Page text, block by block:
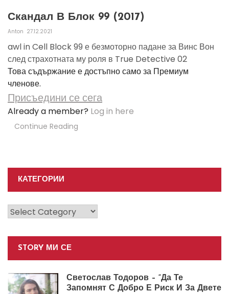
Скандал В Блок 99 (2017)
Anton 27.12.2021
awl in Cell Block 99 е безмоторно падане за Винс Вон
след страхотната му роля в True Detective 02
Това съдържание е достъпно само за Премиум
членове.
Присъедини се сега
Already a member? Log in here
Continue Reading
КАТЕГОРИИ
Категории
STORY МИ СЕ
Светослав Тодоров – “Да Те
Запомнят С Добро Е Риск И За Двете